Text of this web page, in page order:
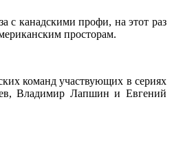
с канадскими профи, на этот раз
просторам.
команд участвующих в сериях
Владимир Лапшин и Евгений